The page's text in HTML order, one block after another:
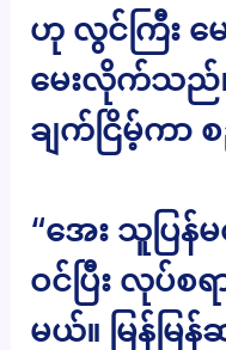
ဟု လွင်ကြီး မ
မေးလိုက်သည်။
ချက်ငြိမ့်ကာ စ
“အေး သူပြ
ဝင်ပြီး လုပ်စ
မယ်။ မြန်မြန်